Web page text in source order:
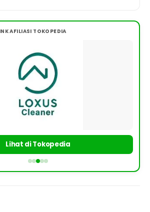
AFILIASI TOKOPEDIA
Lihat di Tokopedia